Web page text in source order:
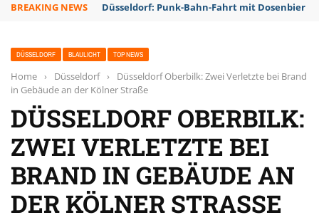
BREAKING NEWS Düsseldorf: Punk-Bahn-Fahrt mit Dosenbier
DÜSSELDORF BLAULICHT TOP NEWS
Home › Düsseldorf ›
Düsseldorf Oberbilk: Zwei Verletzte bei Brand
in Gebäude an der Kölner Straße
DÜSSELDORF OBERBILK:
ZWEI VERLETZTE BEI
BRAND IN GEBÄUDE AN
DER KÖLNER STRASSE